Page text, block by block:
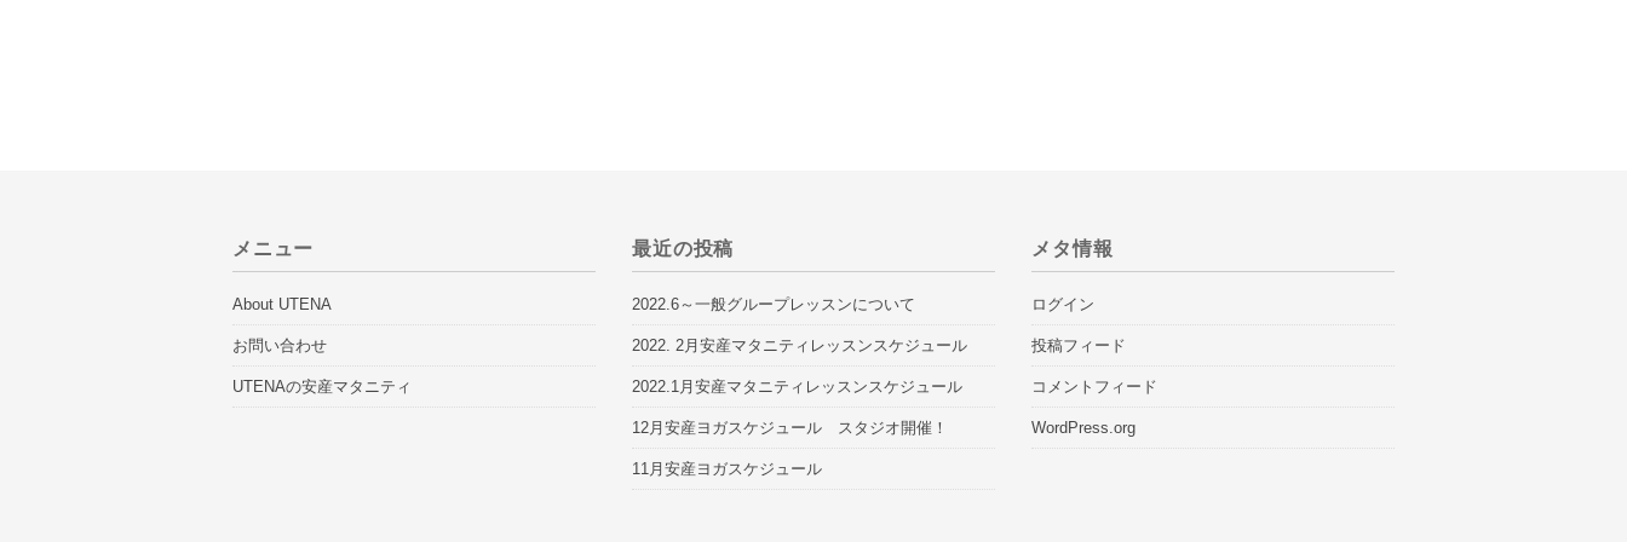
メニュー
About UTENA
お問い合わせ
UTENAの安産マタニティ
最近の投稿
2022.6～一般グループレッスンについて
2022. 2月安産マタニティレッスンスケジュール
2022.1月安産マタニティレッスンスケジュール
12月安産ヨガスケジュール スタジオ開催！
11月安産ヨガスケジュール
メタ情報
ログイン
投稿フィード
コメントフィード
WordPress.org